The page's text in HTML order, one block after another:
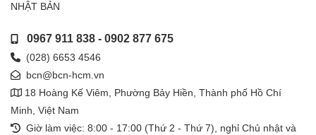
NHẬT BẢN
0967 911 838- 0902 877 675
(028) 6653 4546
bcn@bcn-hcm.vn
18 Hoàng Kế Viêm, Phường Bảy Hiền, Thành phố Hồ Chí
Minh, Việt Nam
Giờ làm việc: 8:00 - 17:00 (Thứ 2 - Thứ 7), nghỉ Chủ nhật và